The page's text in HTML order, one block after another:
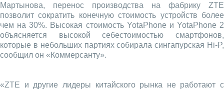
Мартынова, перенос производства на фабрику ZTE
позволит сократить конечную стоимость устройств более
чем на 30%. Высокая стоимость YotaPhone и YotaPhone 2
объясняется высокой себестоимостью смартфонов,
которые в небольших партиях собирала сингапурская Hi-P,
сообщил он «Коммерсанту».
«ZTE и другие лидеры китайского рынка не работают с